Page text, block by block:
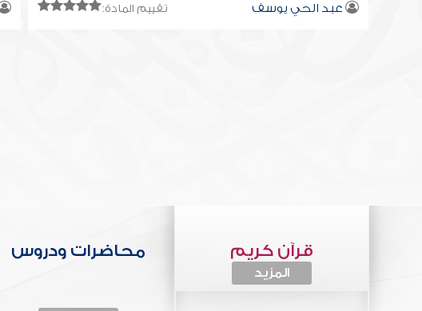
عبد الحي يوسف تقييم المادة:
قرآن كريم
المزيد
محاضرات ودروس